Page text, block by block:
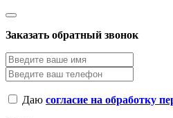
Заказать обратный звонок
Даю согласие на обработку